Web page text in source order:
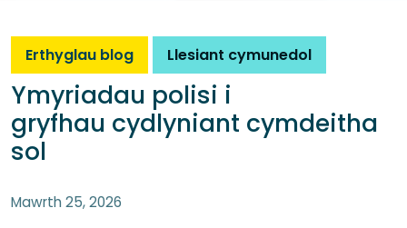
Erthyglau blog Llesiant cymunedol
Ymyriadau polisi i
gryfhau cydlyniant cymdeitha
sol
Mawrth 25, 2026